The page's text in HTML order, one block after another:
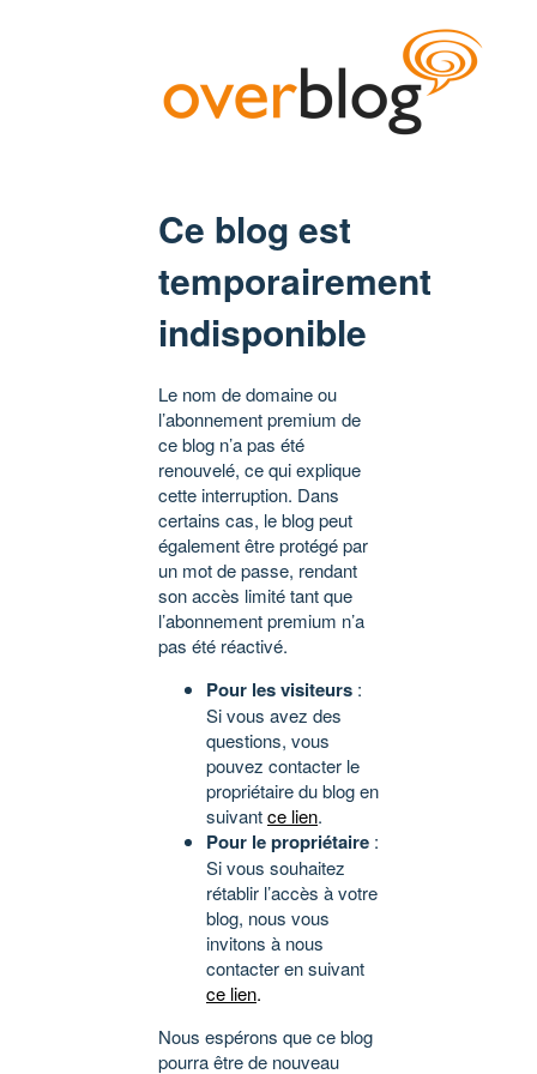
Ce blog est
temporairement
indisponible
Le nom de domaine ou
l’abonnement premium de
ce blog n’a pas été
renouvelé, ce qui explique
cette interruption. Dans
certains cas, le blog peut
également être protégé par
un mot de passe, rendant
son accès limité tant que
l’abonnement premium n’a
pas été réactivé.
Pour les visiteurs :
Si vous avez des
questions, vous
pouvez contacter le
propriétaire du blog en
suivantce lien.
Pour le propriétaire :
Si vous souhaitez
rétablir l’accès à votre
blog, nous vous
invitons à nous
contacter en suivant
ce lien.
Nous espérons que ce blog
pourra être de nouveau